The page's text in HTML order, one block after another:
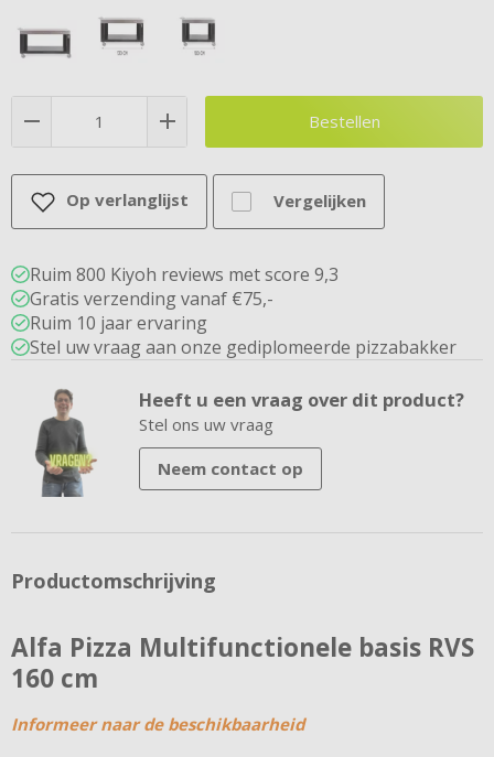
Bestellen
Op verlanglijst Vergelijken
Ruim 800 Kiyoh reviews met score 9,3
Gratis verzending vanaf €75,-
Ruim 10 jaar ervaring
Stel uw vraag aan onze gediplomeerde pizzabakker
Heeft u een vraag over dit product?
Stel ons uw vraag
Neem contact op
Productomschrijving
Alfa Pizza Multifunctionele basis RVS
160 cm
Informeer naar de beschikbaarheid